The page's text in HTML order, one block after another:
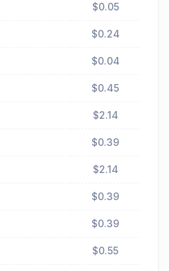
$0.05
$0.24
$0.04
$0.45
$2.14
$0.39
$2.14
$0.39
$0.39
$0.55